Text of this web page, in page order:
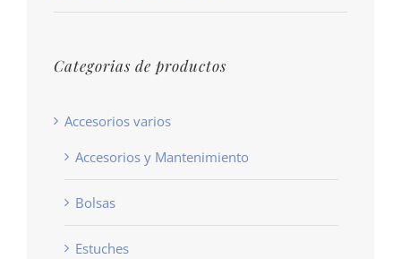
Categorias de productos
Accesorios varios
Accesorios y Mantenimiento
Bolsas
Estuches